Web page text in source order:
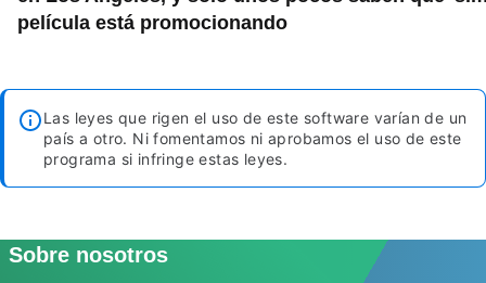
película está promocionando
Las leyes que rigen el uso de este software varían de un
país a otro. Ni fomentamos ni aprobamos el uso de este
programa si infringe estas leyes.
Sobre nosotros